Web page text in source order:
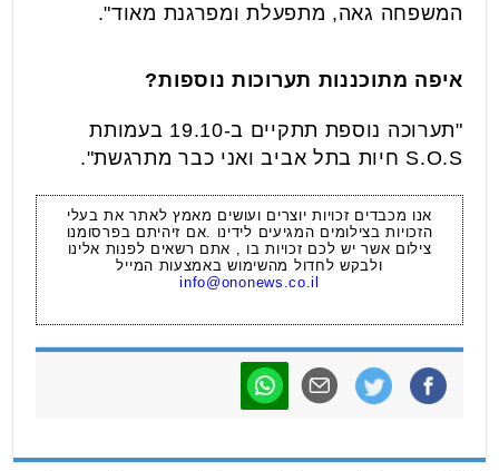
המשפחה גאה, מתפעלת ומפרגנת מאוד".
איפה מתוכננות תערוכות נוספות?
"תערוכה נוספת תתקיים ב-19.10 בעמותת
S.O.S חיות בתל אביב ואני כבר מתרגשת".
אנו מכבדים זכויות יוצרים ועושים מאמץ לאתר את בעלי
הזכויות בצילומים המגיעים לידינו .אם זיהיתם בפרסומנו
צילום אשר יש לכם זכויות בו , אתם רשאים לפנות אלינו
ולבקש לחדול מהשימוש באמצעות המייל
info@ononews.co.il